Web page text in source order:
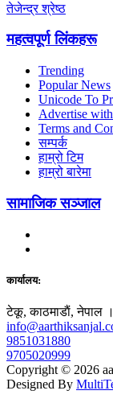
तेजेन्द्र श्रेष्ठ
महत्वपूर्ण लिंकहरू
Trending
Popular News
Unicode To
Advertise
Terms and
सम्पर्क
हाम्रो टिम
हाम्रो बारेमा
सामाजिक सञ्जाल
कार्यालय:
टेकू, काठमाडाैं, नेपाल
9851031880
9705020999
Copyright © 2026
Designed By